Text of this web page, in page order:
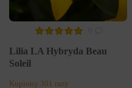
Lilia LA Hybryda Beau
Soleil
Kupiony 301 razy